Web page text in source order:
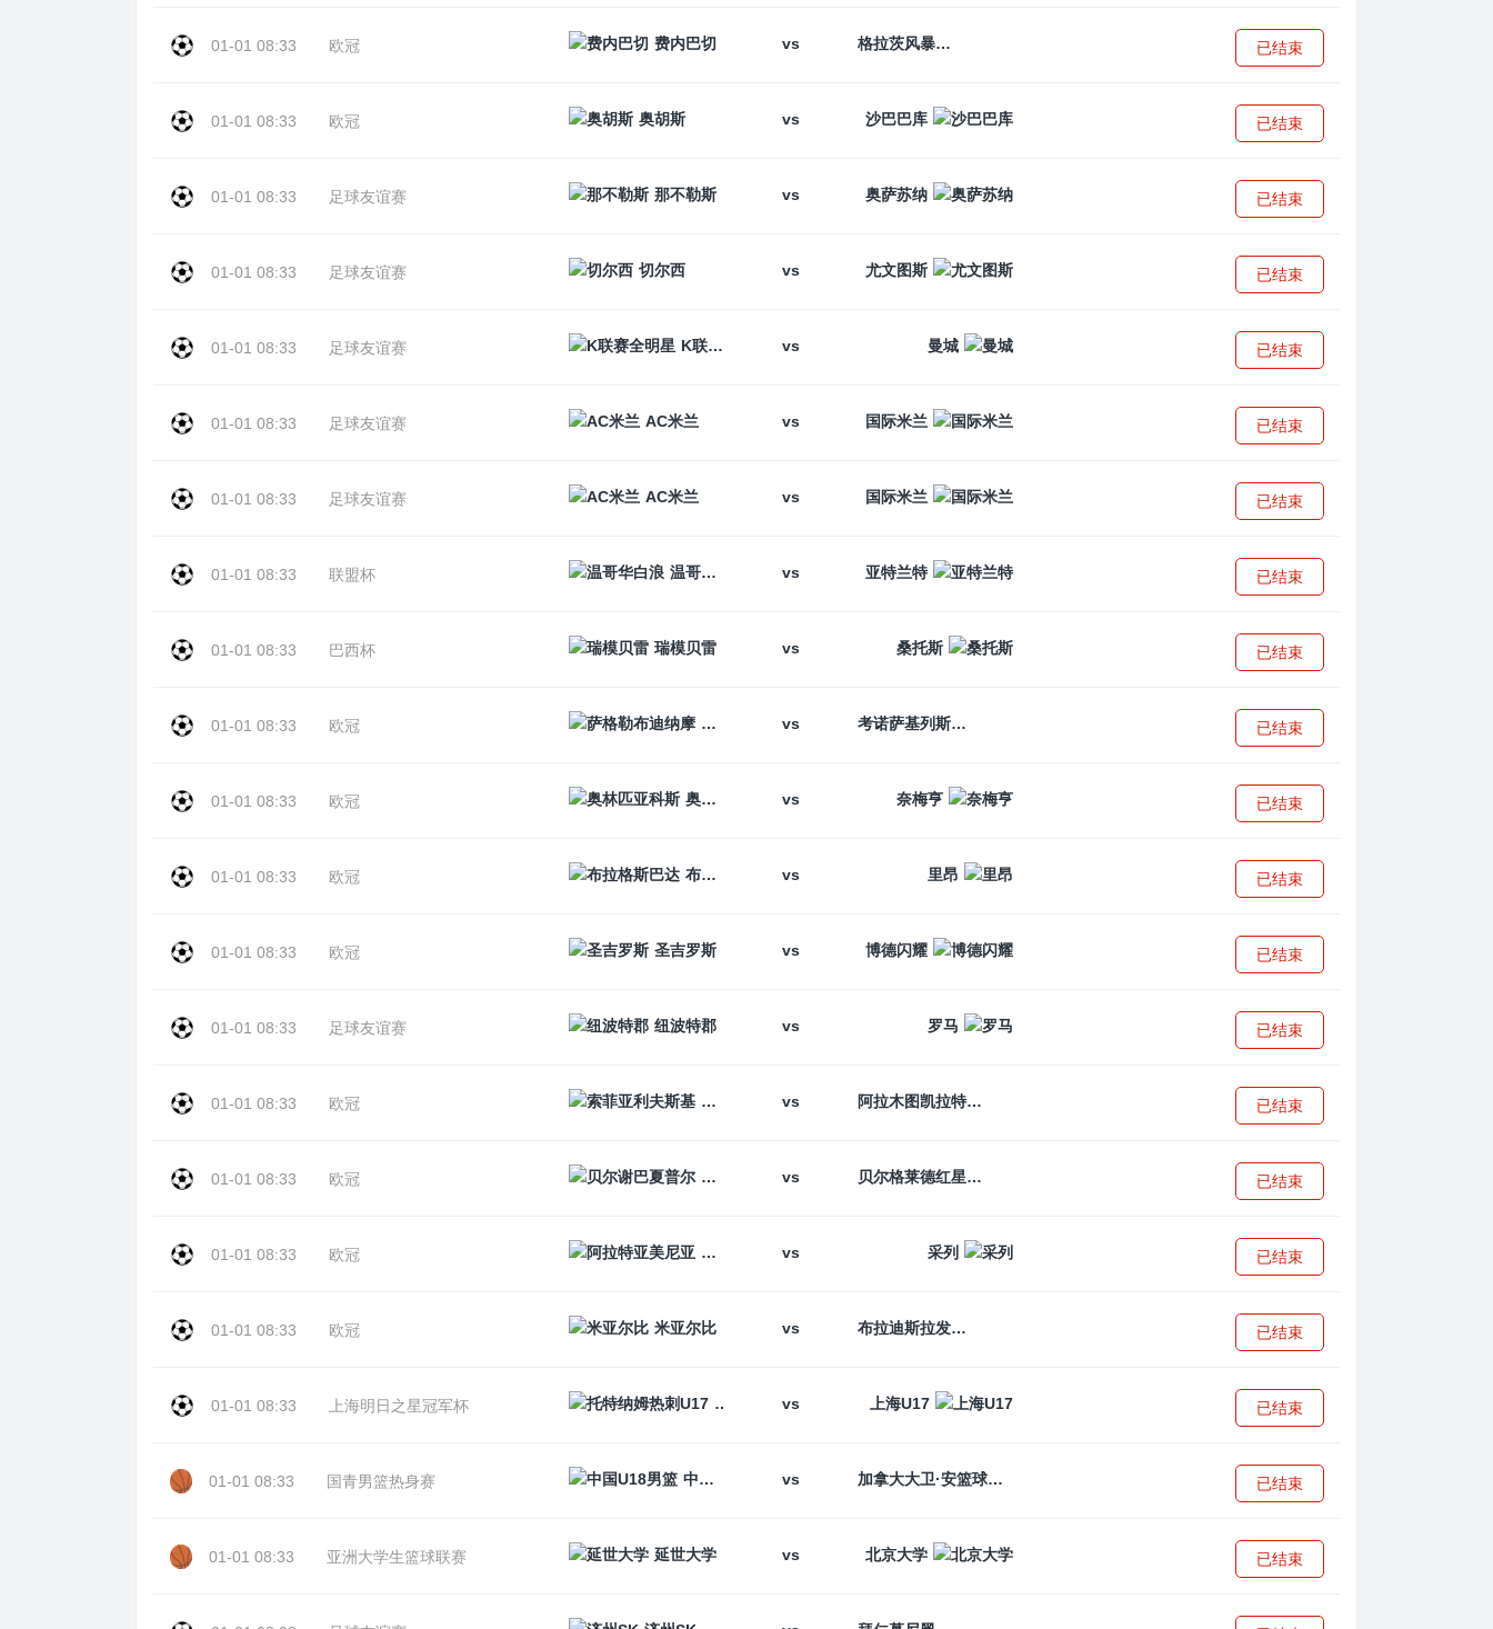
01-01 08:33 欧冠 费内巴切 vs 格拉茨风暴 已结束
01-01 08:33 欧冠 奥胡斯 vs 沙巴巴库 已结束
01-01 08:33 足球友谊赛 那不勒斯 vs 奥萨苏纳 已结束
01-01 08:33 足球友谊赛 切尔西 vs 尤文图斯 已结束
01-01 08:33 足球友谊赛 K联赛全明星 vs 曼城 已结束
01-01 08:33 足球友谊赛 AC米兰 vs 国际米兰 已结束
01-01 08:33 足球友谊赛 AC米兰 vs 国际米兰 已结束
01-01 08:33 联盟杯 温哥华白浪 vs 亚特兰特 已结束
01-01 08:33 巴西杯 瑞模贝雷 vs 桑托斯 已结束
01-01 08:33 欧冠 萨格勒布迪纳摩
vs 考诺萨基列斯 已结束
01-01 08:33 欧冠 奥林匹亚科斯 vs 奈梅亨 已结束
01-01 08:33 欧冠 布拉格斯巴达 vs 里昂 已结束
01-01 08:33 欧冠 圣吉罗斯 vs 博德闪耀 已结束
01-01 08:33 足球友谊赛 纽波特郡 vs 罗马 已结束
01-01 08:33 欧冠 索菲亚利夫斯基
vs 阿拉木图凯拉特 已结束
01-01 08:33 欧冠 贝尔谢巴夏普尔
vs 贝尔格莱德红星 已结束
01-01 08:33 欧冠 阿拉特亚美尼亚
vs 采列 已结束
01-01 08:33 欧冠 米亚尔比 vs 布拉迪斯拉发 已结束
01-01 08:33 上海明日之星冠军杯 托特纳姆热刺U17
vs 上海U17 已结束
01-01 08:33 国青男篮热身赛 中国U18男篮 vs 加拿大大卫·安篮球学院 已结束
01-01 08:33 亚洲大学生篮球联赛 延世大学 vs 北京大学 已结束